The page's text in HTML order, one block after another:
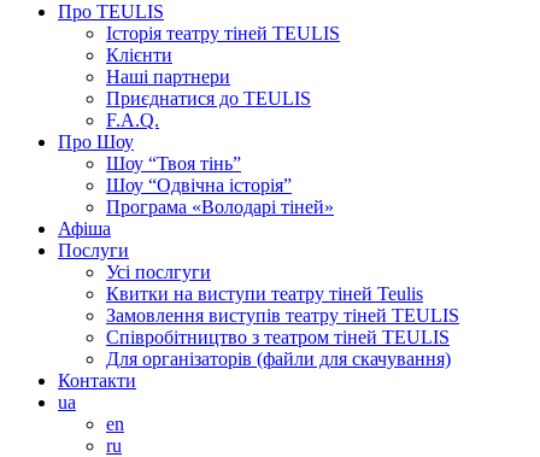
Про TEULIS
Історія театру тіней TEULIS
Клієнти
Наші партнери
Приєднатися до TEULIS
F.A.Q.
Про Шоу
Шоу “Твоя тінь”
Шоу “Одвічна історія”
Програма «Володарі тіней»
Афіша
Послуги
Усі послгуги
Квитки на виступи театру тіней Teulis
Замовлення виступів театру тіней TEULIS
Співробітництво з театром тіней TEULIS
Для організаторів (файли для скачування)
Контакти
ua
en
ru